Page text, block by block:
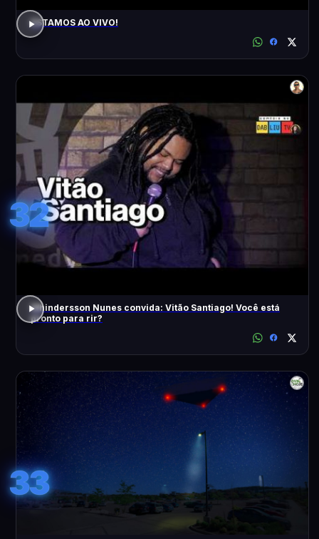
ESTAMOS AO VIVO!
32
Whindersson Nunes convida: Vitão Santiago! Você está
pronto para rir?
33